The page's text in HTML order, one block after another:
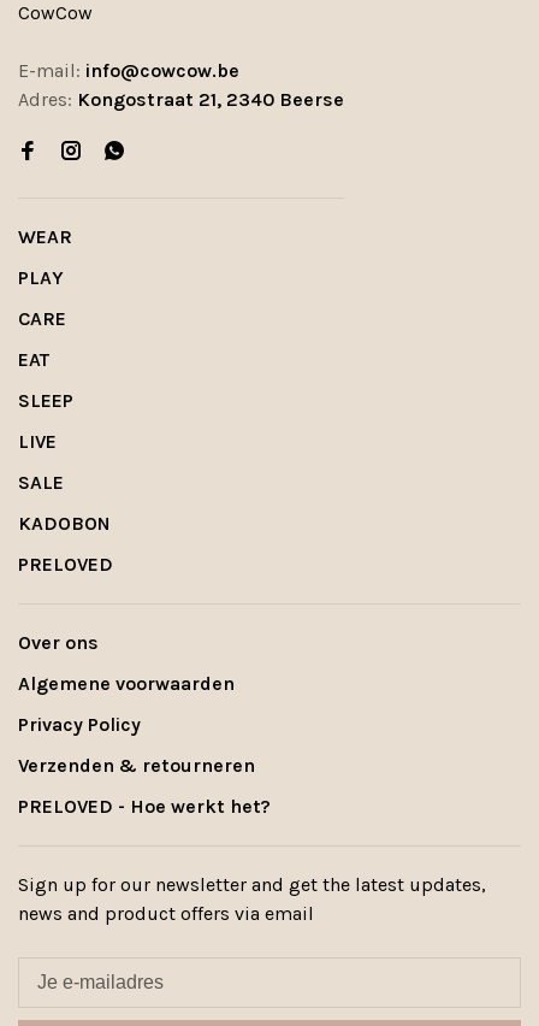
CowCow
E-mail: info@cowcow.be
Adres: Kongostraat 21, 2340 Beerse
WEAR
PLAY
CARE
EAT
SLEEP
LIVE
SALE
KADOBON
PRELOVED
Over ons
Algemene voorwaarden
Privacy Policy
Verzenden & retourneren
PRELOVED - Hoe werkt het?
Sign up for our newsletter and get the latest updates,
news and product offers via email